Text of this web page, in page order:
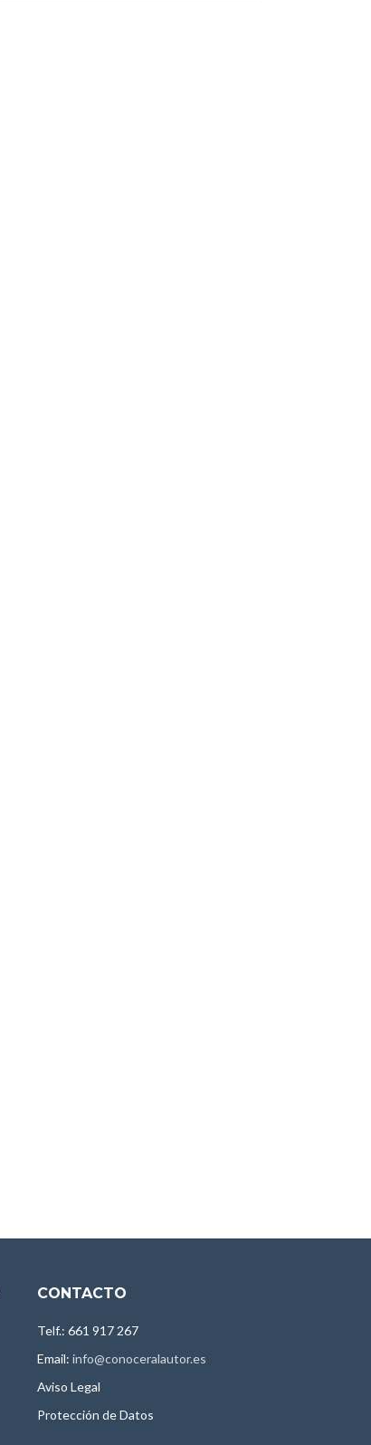
CONTACTO
Telf.: 661 917 267
Email: info@conoceralautor.es
Aviso Legal
Protección de Datos